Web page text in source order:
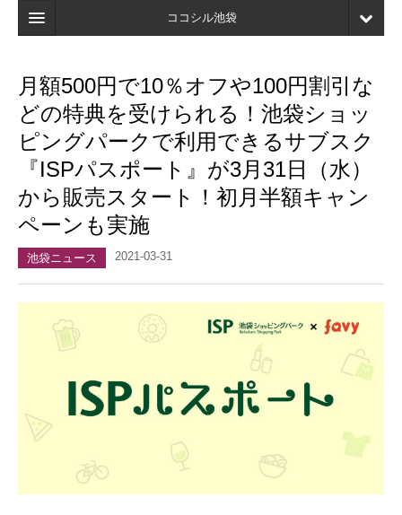
ココシル池袋
検索
店舗・施設最新情報
口コミ
マイページ
ブックマーク
月額500円で10％オフや100円割引な
どの特典を受けられる！池袋ショッ
ピングパークで利用できるサブスク
『ISPパスポート』が3月31日（水）
から販売スタート！初月半額キャン
ペーンも実施
池袋ニュース 2021-03-31